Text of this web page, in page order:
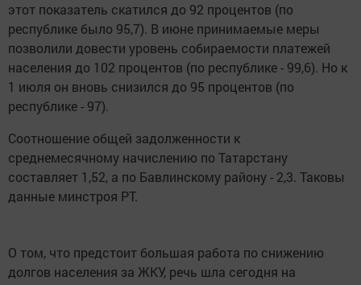
этот показатель скатился до 92 процентов (по
республике было 95,7). В июне принимаемые меры
позволили довести уровень собираемости платежей
населения до 102 процентов (по республике - 99,6). Но к
1 июля он вновь снизился до 95 процентов (по
республике - 97).
Соотношение общей задолженности к
среднемесячному начислению по Татарстану
составляет 1,52, а по Бавлинскому району - 2,3. Таковы
данные минстроя РТ.
О том, что предстоит большая работа по снижению
долгов населения за ЖКУ, речь шла сегодня на